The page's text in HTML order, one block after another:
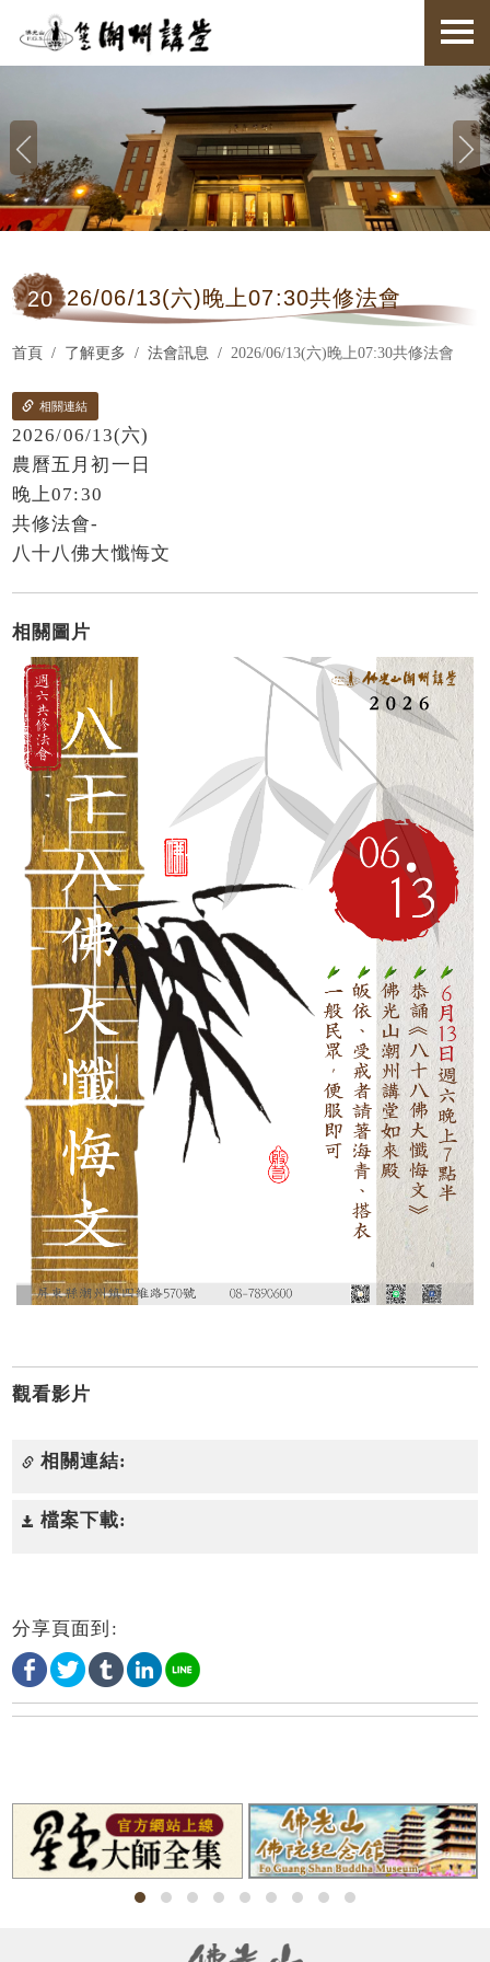
20 26/06/13(六)晚上07:30共修法會
首頁 了解更多 法會訊息 2026/06/13(六)晚上07:30共修法會
相關連結
2026/06/13(六)
農曆五月初一日
晚上07:30
共修法會-
八十八佛大懺悔文
相關圖片
觀看影片
相關連結:
檔案下載:
分享頁面到: